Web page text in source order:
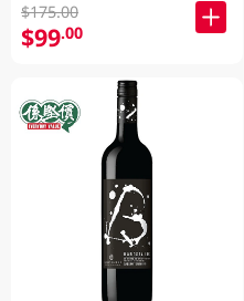
$175.00
$99.00